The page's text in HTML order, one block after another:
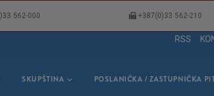
562-000 +387(0)33 562-210
RSS
SKUPŠTINA POSLANIČKA / ZASTUPNIČKA